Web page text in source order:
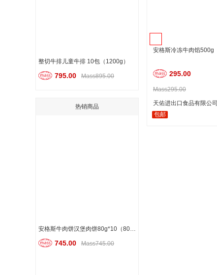
整切牛排儿童牛排 10包（1200g）
795.00 Mass895.00
热销商品
安格斯牛肉饼汉堡肉饼80g*10（800g）
745.00 Mass745.00
安格斯冷冻牛肉馅500g
295.00
Mass295.00
天佑进出口食品有限公司
包邮